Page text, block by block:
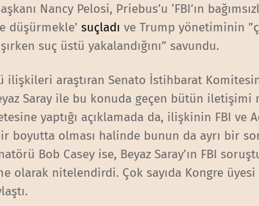
Nancy Pelosi, Priebus’u ‘FBI’ın
düşürmekle’ suçladı ve Trump yönetiminin
suç üstü yakalandığını” savundu.
ilişkileri araştıran Senato İstihbarat
Saray ile bu konuda geçen bütün
yaptığı açıklamada da, ilişkinin FBI ve
bir boyutta olması halinde bunun da ayrı bir
Bob Casey ise, Beyaz Saray’ın FBI
olarak nitelendirdi. Çok sayıda Kongre